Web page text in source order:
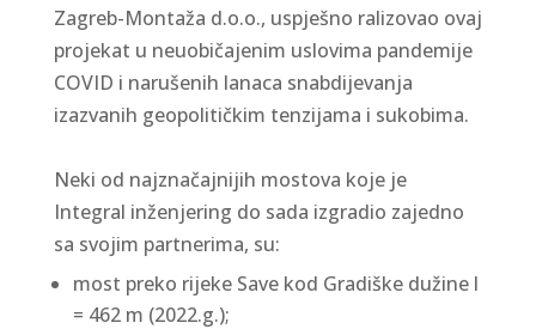
Zagreb-Montaža d.o.o., uspješno ralizovao ovaj
projekat u neuobičajenim uslovima pandemije
COVID i narušenih lanaca snabdijevanja
izazvanih geopolitičkim tenzijama i sukobima.
Neki od najznačajnijih mostova koje je
Integral inženjering do sada izgradio zajedno
sa svojim partnerima, su:
most preko rijeke Save kod Gradiške dužine l
= 462 m (2022.g.);